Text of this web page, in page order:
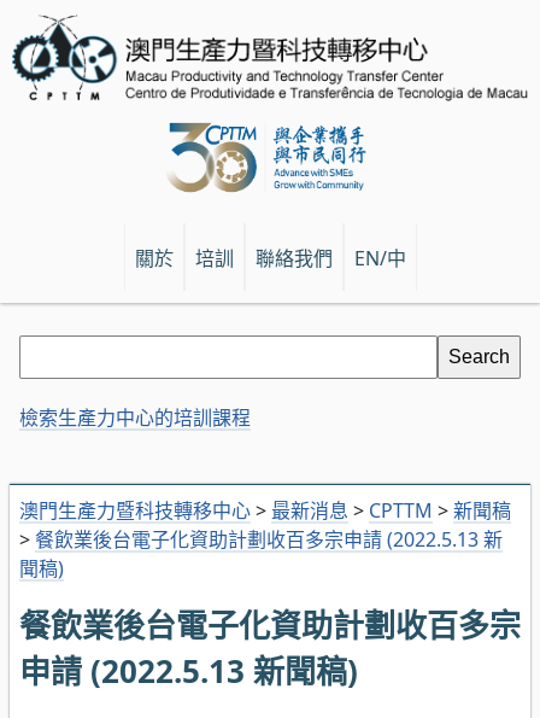
關於 培訓 聯絡我們 EN/中
澳門生產力暨科技轉移中心> 最新消息 > CPTTM >新聞稿
>餐飲業後台電子化資助計劃收百多宗申請 (2022.5.13 新
聞稿)
餐飲業後台電子化資助計劃收百多宗
申請 (2022.5.13 新聞稿)
檢索生產力中心的培訓課程